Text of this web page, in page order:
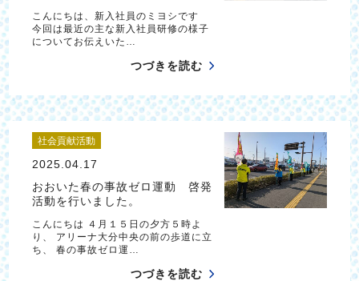
こんにちは、新入社員のミヨシです
今回は最近の主な新入社員研修の様子
についてお伝えいた…
つづきを読む
社会貢献活動
2025.04.17
おおいた春の事故ゼロ運動 啓発
活動を行いました。
こんにちは ４月１５日の夕方５時よ
り、 アリーナ大分中央の前の歩道に立
ち、 春の事故ゼロ運…
つづきを読む